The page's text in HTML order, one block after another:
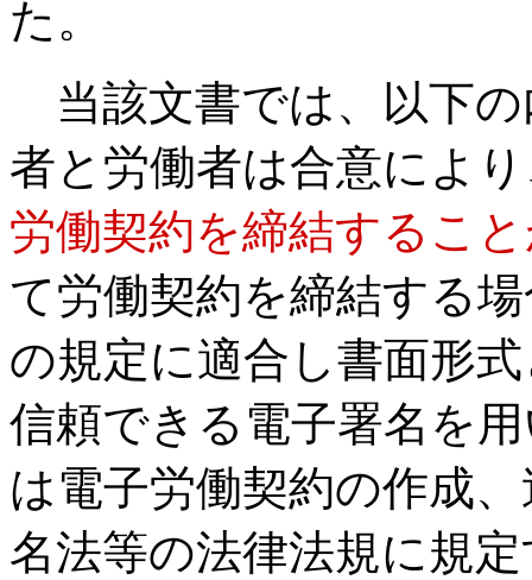
た。
当該文書では、以下
者と労働者は合意によ
労働契約を締結するこ
て労働契約を締結する
の規定に適合し書面形
信頼できる電子署名を
は電子労働契約の作成
名法等の法律法規に規